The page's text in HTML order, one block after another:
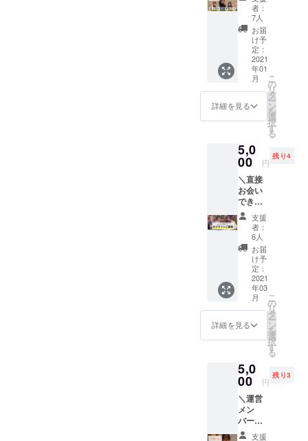
有効
つも支
えてく
ださり
ありが
とうご
ざいま
す！ 私
たちと
サービ
スの発
展をた
だただ
ける方
はこち
らから
お願い
しま
す。
【リ
ターン
内容】
WEBサ
イトに
お名前
記載 企
画書送
付 事業
発展ス
トー
画メッ
セージ
※備考欄
に掲載
するお
名前を
お書き
者：
7人
お届
け予
定：
2021
年01
月
詳細を見る
こ
の
リ
タ
ー
ン
を
選
択
す
る
5,0
00 円
残り4
＼直接
お会い
できる
交流会
／ サー
ビスに
ついて
だけで
なく、
気軽で
フラッ
トな話
をして
みた
い。交
流でき
待って
まし
た！と
いう方
はこち
らから
お願い
支援
者：
6人
お届
け予
定：
2021
年03
月
詳細を見る
こ
の
リ
タ
ー
ン
を
選
択
す
る
5,0
00 円
残り3
＼運営
メン
バー指
名Pit in
支援